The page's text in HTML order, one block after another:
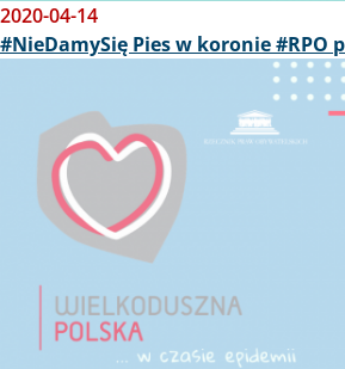
2020-04-14
#NieDamySię Pies w koronie #RPO